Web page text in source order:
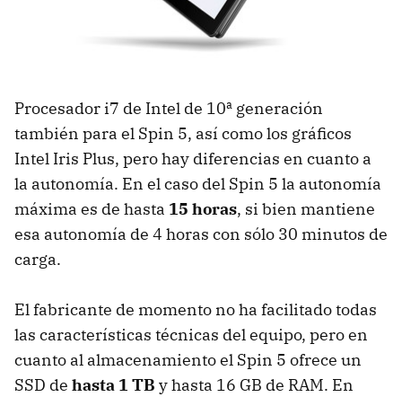
Procesador i7 de Intel de 10ª generación
también para el Spin 5, así como los gráficos
Intel Iris Plus, pero hay diferencias en cuanto a
la autonomía. En el caso del Spin 5 la autonomía
máxima es de hasta 15 horas, si bien mantiene
esa autonomía de 4 horas con sólo 30 minutos de
carga.
El fabricante de momento no ha facilitado todas
las características técnicas del equipo, pero en
cuanto al almacenamiento el Spin 5 ofrece un
SSD de hasta 1 TB y hasta 16 GB de RAM. En